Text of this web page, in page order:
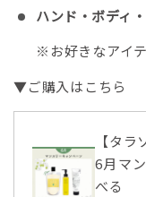
ハンド・ボディ
※お好きなアイ
▼ご購入はこちら
【タ
6月マ
べる